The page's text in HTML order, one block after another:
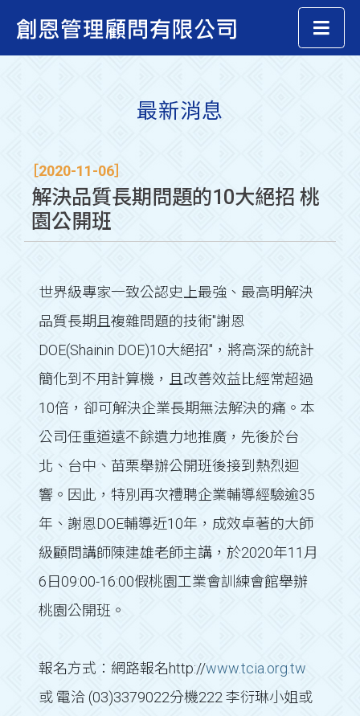
最新消息
［2020-11-06］
解決品質長期問題的10大絕招 桃
園公開班
世界級專家一致公認史上最強、最高明解決
品質長期且複雜問題的技術"謝恩
DOE(Shainin DOE)10大絕招"，將高深的統計
簡化到不用計算機，且改善效益比經常超過
10倍，卻可解決企業長期無法解決的痛。本
公司任重道遠不餘遺力地推廣，先後於台
北、台中、苗栗舉辦公開班後接到熱烈迴
響。因此，特別再次禮聘企業輔導經驗逾35
年、謝恩DOE輔導近10年，成效卓著的大師
級顧問講師陳建雄老師主講，於2020年11月
6日09:00-16:00假桃園工業會訓練會館舉辦
桃園公開班。
報名方式：網路報名http://www.tcia.org.tw
或 電洽 (03)3379022分機222 李衍琳小姐或